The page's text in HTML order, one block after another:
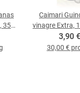
350-
Caimari
vinagre Extra,
3,90 €
30,00 €